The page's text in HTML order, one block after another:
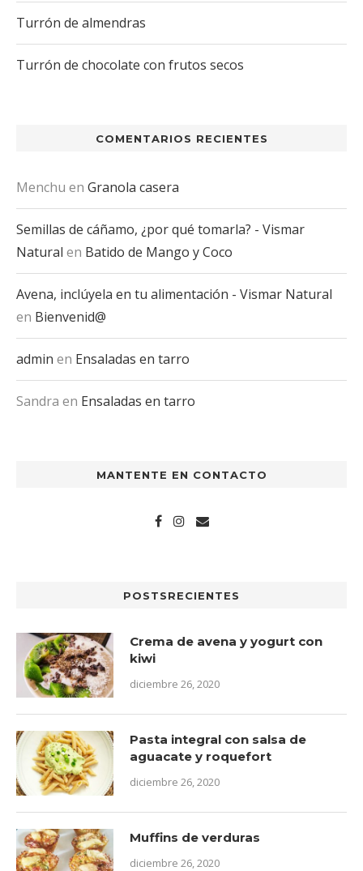
Turrón de almendras
Turrón de chocolate con frutos secos
COMENTARIOS RECIENTES
Menchu en Granola casera
Semillas de cáñamo, ¿por qué tomarla? - Vismar
Natural en Batido de Mango y Coco
Avena, inclúyela en tu alimentación - Vismar Natural
en Bienvenid@
admin en Ensaladas en tarro
Sandra en Ensaladas en tarro
MANTENTE EN CONTACTO
POSTSRECIENTES
Crema de avena y yogurt con
kiwi
diciembre 26, 2020
Pasta integral con salsa de
aguacate y roquefort
diciembre 26, 2020
Muffins de verduras
diciembre 26, 2020